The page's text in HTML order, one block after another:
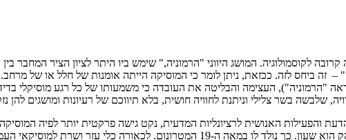
לקוסמולוגיה. המושג היווני "הרמוניה," שימש ביו היתר לציון הציר המחבר
העצימה והבליטה את העובדה כי משמעותו של כל רגע מוסיקלי
בשר צלילי וניתנת לחוויה חושית, בלא תיווכם של רעיונות ומושגים להן
והפעילות האנושית לרציונליות המדעית, נקט גישה פרקטית יותר לפיה
שלו, של מה שוולטר בנימין כינה "זמן הומוגני ריק" שמבטאה המובהק הוא שעון. כך